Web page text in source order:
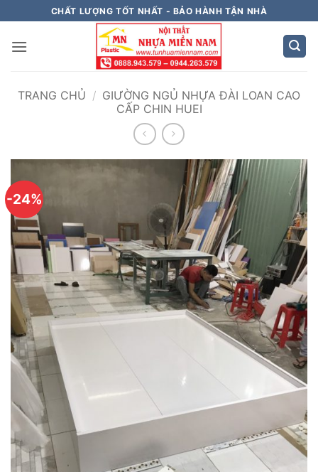
qua
nội
CHẤT LƯỢNG TỐT NHẤT - BẢO HÀNH TẬN NHÀ
TRANG CHỦ / GIƯỜNG NGỦ NHỰA ĐÀI LOAN CAO
CẤP CHIN HUEI
-24%